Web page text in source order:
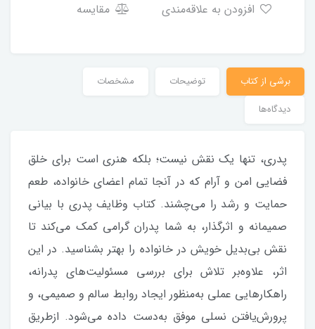
مقایسه
برشی از کتاب توضیحات
مشخصات
دیدگاه‌ها
پدری، تنها یک نقش نیست؛ بلکه هنری است برای خلق
فضایی امن و آرام که در آنجا تمام اعضای خانواده، طعم
حمایت و رشد را می‌چشند. کتاب وظایف پدری با بیانی
صمیمانه و اثرگذار، به شما پدران گرامی کمک می‌کند تا
نقش بی‌بدیل خویش در خانواده را بهتر بشناسید. در این
اثر، علاوه‌بر تلاش برای بررسی مسئولیت‌های پدرانه،
راهکارهایی عملی به‌منظور ایجاد روابط سالم و صمیمی، و
پرورش‌یافتن نسلی موفق به‌دست داده می‌شود. ازطریق